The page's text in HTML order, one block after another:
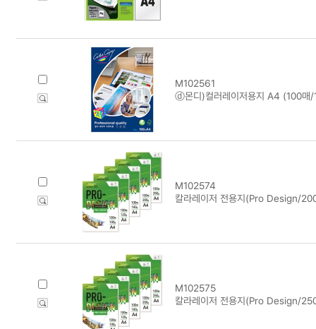
M102561
ⓓ몬디)컬러레이저용지 A4 (100매
M102574
칼라레이저 전용지(Pro Design/
M102575
칼라레이저 전용지(Pro Design/